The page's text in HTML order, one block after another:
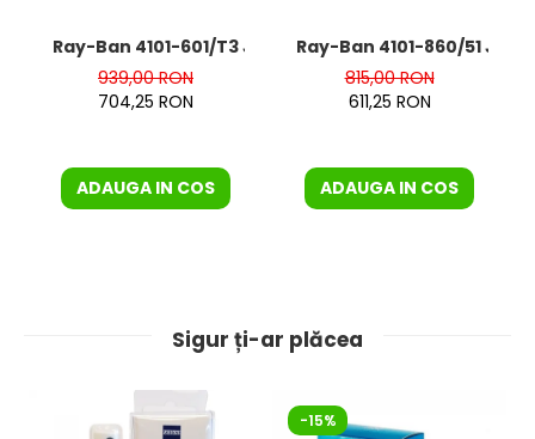
Ray-Ban 4101-601/T3 Jackie Ohh
939,00 RON
704,25 RON
ADAUGA IN COS
Ray-Ban 4101-860/51
815,00 RON
611,25 RON
ADAUGA IN COS
Sigur ți-ar plăcea
-15%